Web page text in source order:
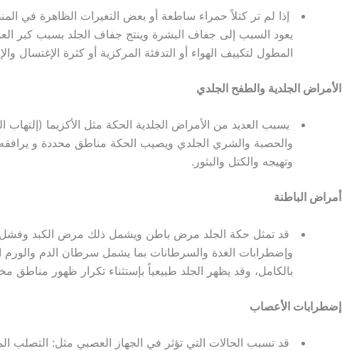
إذا لم تر كتلاً حمراء ساطعة أو بعض التغيرات الظاهرة في
يعود السبب إلى جفاف البشرة وينتج جفاف الجلد بسبب كبر العمر
المطول لتكييف الهواء أو التدفئة المركزية أو كثرة الإغتسال
الأمراض الجلدية والطفح الجلدي
يسبب العديد من الأمراض الجلدية الحكة مثل الأكزيما
والحصبة والشري الجلدي ويصيب الحكة مناطق محددة و
وتهيجه والكتل والبثور.
أمراض الباطنة
قد تمثل حكة الجلد مرض باطن ويشمل ذلك مرض الكبد وفشل
وإضطرابات الغدة والسرطانات بما يشمل سرطان الدم والورم
بالكامل، وقد يظهر الجلد طبيعياً بإستثناء تكرار ظهور مناطق
إضطرابات الأعصاب
قد تسبب الحالات التي تؤثر في الجهاز العصبي مثل: التصلب